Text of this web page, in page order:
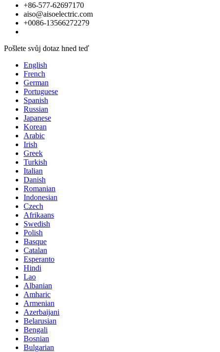
+86-577-62697170
aiso@aisoelectric.com
+0086-13566272279
Pošlete svůj dotaz hned teď
English
French
German
Portuguese
Spanish
Russian
Japanese
Korean
Arabic
Irish
Greek
Turkish
Italian
Danish
Romanian
Indonesian
Czech
Afrikaans
Swedish
Polish
Basque
Catalan
Esperanto
Hindi
Lao
Albanian
Amharic
Armenian
Azerbaijani
Belarusian
Bengali
Bosnian
Bulgarian